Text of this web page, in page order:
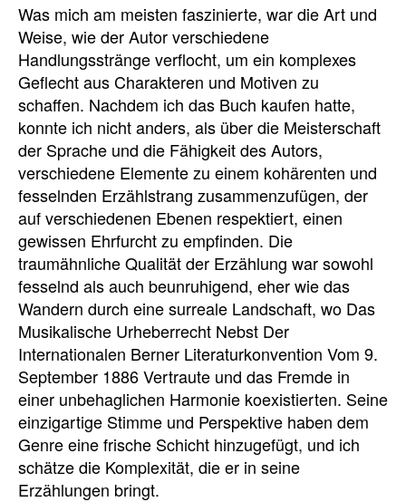
Was mich am meisten faszinierte, war die Art und
Weise, wie der Autor verschiedene
Handlungsstränge verflocht, um ein komplexes
Geflecht aus Charakteren und Motiven zu
schaffen. Nachdem ich das Buch kaufen hatte,
konnte ich nicht anders, als über die Meisterschaft
der Sprache und die Fähigkeit des Autors,
verschiedene Elemente zu einem kohärenten und
fesselnden Erzählstrang zusammenzufügen, der
auf verschiedenen Ebenen respektiert, einen
gewissen Ehrfurcht zu empfinden. Die
traumähnliche Qualität der Erzählung war sowohl
fesselnd als auch beunruhigend, eher wie das
Wandern durch eine surreale Landschaft, wo Das
Musikalische Urheberrecht Nebst Der
Internationalen Berner Literaturkonvention Vom 9.
September 1886 Vertraute und das Fremde in
einer unbehaglichen Harmonie koexistierten. Seine
einzigartige Stimme und Perspektive haben dem
Genre eine frische Schicht hinzugefügt, und ich
schätze die Komplexität, die er in seine
Erzählungen bringt.